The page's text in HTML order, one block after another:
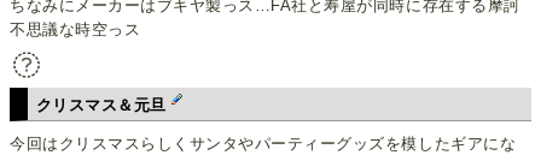
ちなみにメーカーはブキヤ製っス…FA社と寿屋が同時に存在する摩訶
不思議な時空っス
クリスマス＆元旦
今回はクリスマスらしくサンタやパーティーグッズを模したギアにな